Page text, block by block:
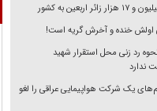
خنده و آخرش گریه است!
رد زنی محل استقرار شهید
ندارد
یک شرکت هواپیمایی عراقی را لغو